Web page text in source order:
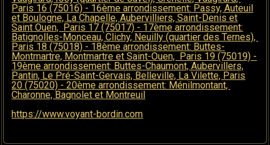
https://www.voyant-bordin.com